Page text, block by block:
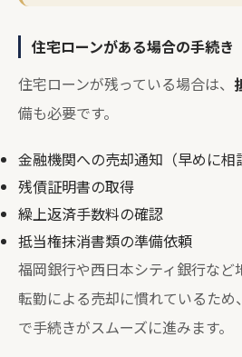
住宅ローンがある場合の手続き
住宅ローンが残っている場合は、
備も必要です。
金融機関への売却通知（早めに相
残債証明書の取得
繰上返済手数料の確認
抵当権抹消書類の準備依頼
福岡銀行や西日本シティ銀行など
転勤による売却に慣れているため
で手続きがスムーズに進みます。